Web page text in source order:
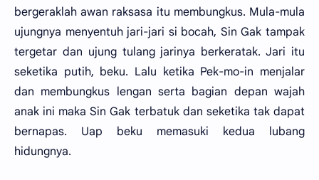
bergeraklah awan raksasa itu membungkus. Mula-mula
ujungnya menyentuh jari-jari si bocah, Sin Gak tampak
tergetar dan ujung tulang jarinya berkeratak. Jari itu
seketika putih, beku. Lalu ketika Pek-mo-in menjalar
dan membungkus lengan serta bagian depan wajah
anak ini maka Sin Gak terbatuk dan seketika tak dapat
bernapas. Uap beku memasuki kedua lubang
hidungnya.